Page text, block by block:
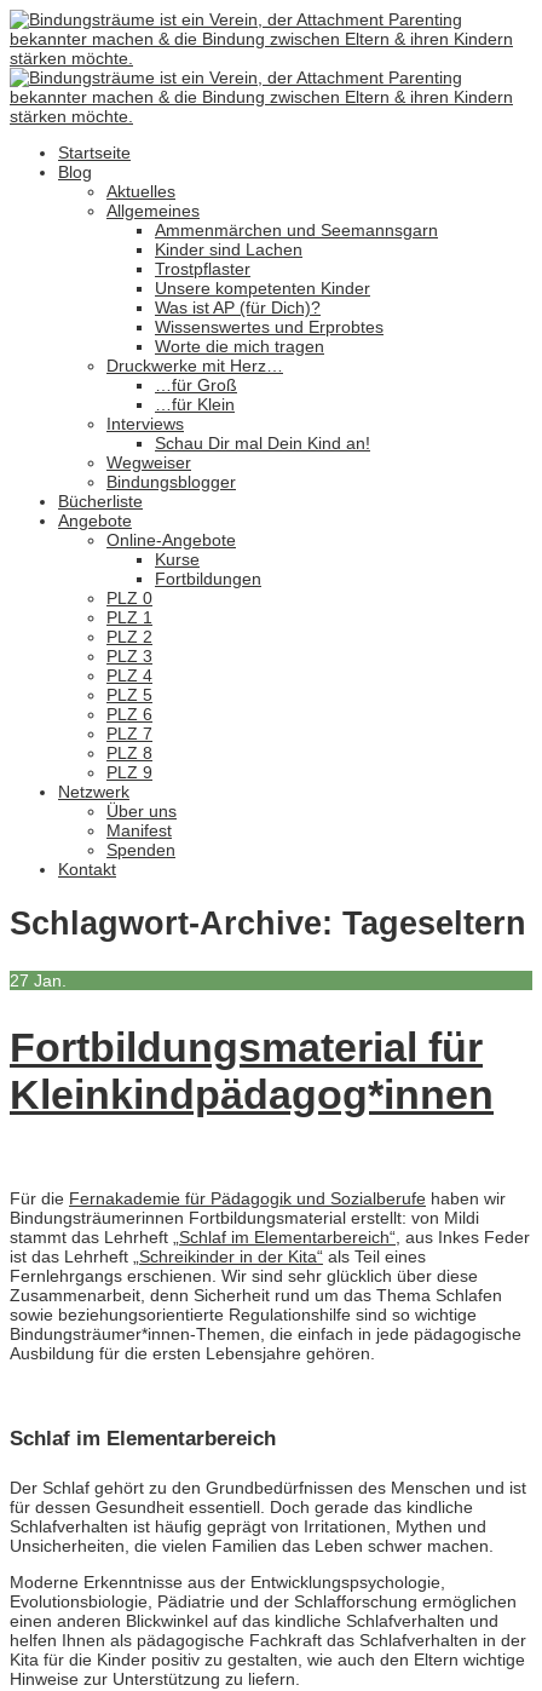
Startseite
Blog
Aktuelles
Allgemeines
Ammenmärchen und Seemannsgarn
Kinder sind Lachen
Trostpflaster
Unsere kompetenten Kinder
Was ist AP (für Dich)?
Wissenswertes und Erprobtes
Worte die mich tragen
Druckwerke mit Herz…
…für Groß
…für Klein
Interviews
Schau Dir mal Dein Kind an!
Wegweiser
Bindungsblogger
Bücherliste
Angebote
Online-Angebote
Kurse
Fortbildungen
PLZ 0
PLZ 1
PLZ 2
PLZ 3
PLZ 4
PLZ 5
PLZ 6
PLZ 7
PLZ 8
PLZ 9
Netzwerk
Über uns
Manifest
Spenden
Kontakt
Schlagwort-Archive: Tageseltern
27 Jan.
Fortbildungsmaterial für
Kleinkindpädagog*innen
Für die Fernakademie für Pädagogik und Sozialberufe haben wir
Bindungsträumerinnen Fortbildungsmaterial erstellt: von Mildi
stammt das Lehrheft „Schlaf im Elementarbereich“, aus Inkes Feder
ist das Lehrheft „Schreikinder in der Kita“ als Teil eines
Fernlehrgangs erschienen. Wir sind sehr glücklich über diese
Zusammenarbeit, denn Sicherheit rund um das Thema Schlafen
sowie beziehungsorientierte Regulationshilfe sind so wichtige
Bindungsträumer*innen-Themen, die einfach in jede pädagogische
Ausbildung für die ersten Lebensjahre gehören.
Schlaf im Elementarbereich
Der Schlaf gehört zu den Grundbedürfnissen des Menschen und ist
für dessen Gesundheit essentiell. Doch gerade das kindliche
Schlafverhalten ist häufig geprägt von Irritationen, Mythen und
Unsicherheiten, die vielen Familien das Leben schwer machen.
Moderne Erkenntnisse aus der Entwicklungspsychologie,
Evolutionsbiologie, Pädiatrie und der Schlafforschung ermöglichen
einen anderen Blickwinkel auf das kindliche Schlafverhalten und
helfen Ihnen als pädagogische Fachkraft das Schlafverhalten in der
Kita für die Kinder positiv zu gestalten, wie auch den Eltern wichtige
Hinweise zur Unterstützung zu liefern.